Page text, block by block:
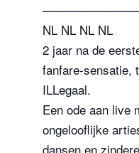
NL NL NL NL
2 jaar na de
fanfare-sensatie,
ILLegaal.
Een ode aan live
ongelooflijke
dansen en